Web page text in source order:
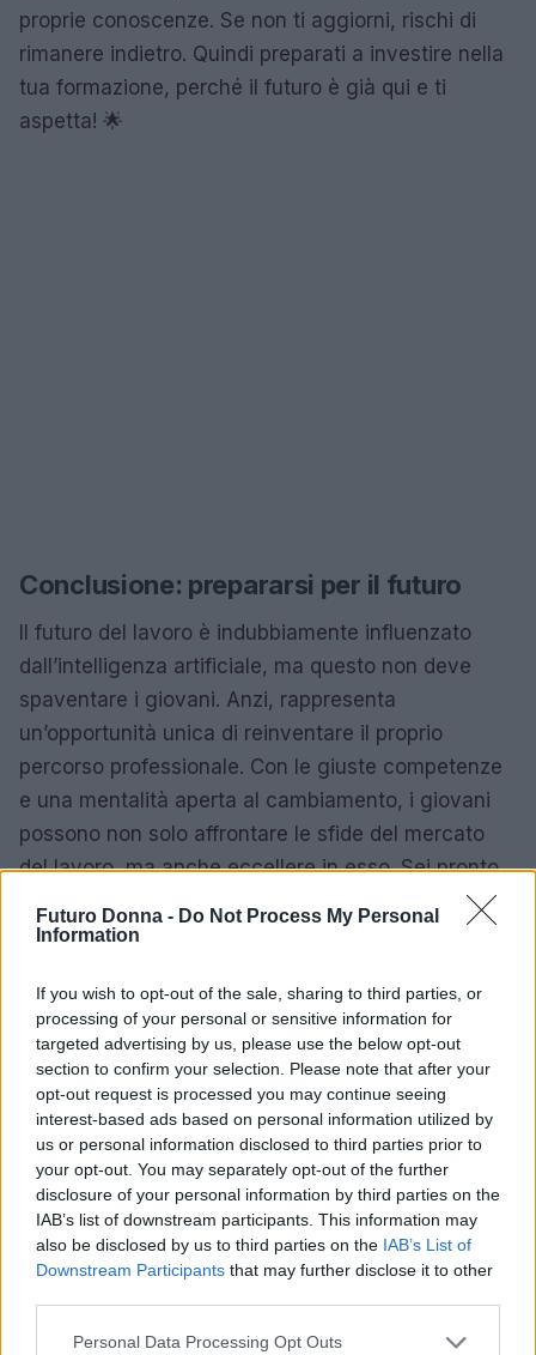
Futuro Donna - Do Not Process My Personal
Information
If you wish to opt-out of the sale, sharing to third parties, or
processing of your personal or sensitive information for
targeted advertising by us, please use the below opt-out
section to confirm your selection. Please note that after your
opt-out request is processed you may continue seeing
interest-based ads based on personal information utilized by
us or personal information disclosed to third parties prior to
your opt-out. You may separately opt-out of the further
disclosure of your personal information by third parties on the
IAB’s list of downstream participants. This information may
also be disclosed by us to third parties on the IAB’s List of
Downstream Participants that may further disclose it to other
Please note that this website/app uses one or more Google
Personal Data Processing Opt Outs
proprie conoscenze. Se non ti aggiorni, rischi di
rimanere indietro. Quindi preparati a investire nella
tua formazione, perché il futuro è già qui e ti
aspetta! 🌟
Conclusione: prepararsi per il futuro
Il futuro del lavoro è indubbiamente influenzato
dall’intelligenza artificiale, ma questo non deve
spaventare i giovani. Anzi, rappresenta
un’opportunità unica di reinventare il proprio
percorso professionale. Con le giuste competenze
e una mentalità aperta al cambiamento, i giovani
possono non solo affrontare le sfide del mercato
del lavoro, ma anche eccellere in esso. Sei pronto
tuoi amici! È tempo di prepararci insieme per le
sfide del futuro! 💪✨
AUTORE
Staff